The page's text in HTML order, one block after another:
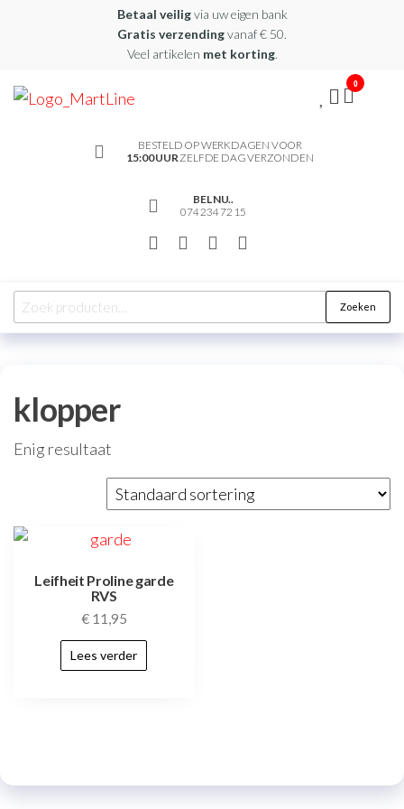
Betaal veiligvia uw eigen bank
Gratis verzendingvanaf € 50.
Veel artikelen met korting.
BESTELD OP WERKDAGEN VOOR
15:00 UUR ZELFDE DAG VERZONDEN
BEL NU..
074 234 72 15
0
Zoeken
klopper
Enig resultaat
Leifheit Proline garde
RVS
€11,95
Lees verder